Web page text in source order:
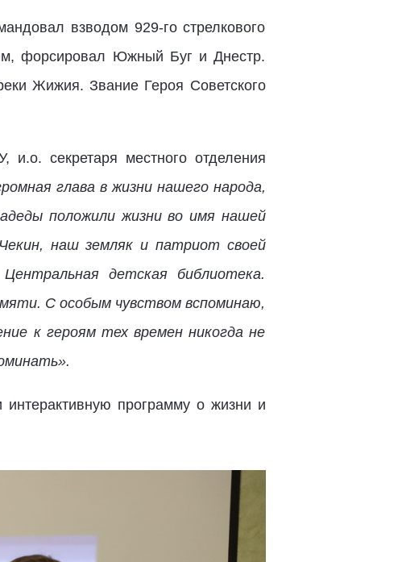
взводом 929-го стрелкового
форсировал Южный Буг и Днестр.
Жижия. Звание Героя Советского
и.о. секретаря местного отделения
глава в жизни нашего народа,
положили жизни во имя нашей
наш земляк и патриот своей
детская библиотека.
С особым чувством вспоминаю,
к героям тех времен никогда не
интерактивную программу о жизни и